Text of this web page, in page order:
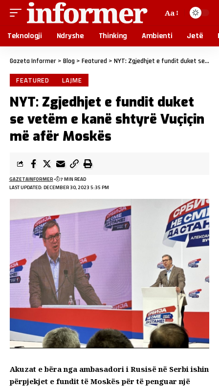
Aa
Teknologji Ndryshe Thinking Ambienti Jetë
Gazeta Informer > Blog > Featured > NYT: Zgjedhjet e fundit duket se vetëm e kanë shtyrë Vuçiçin më afër Moskës
FEATURED LAJME
NYT: Zgjedhjet e fundit duket
se vetëm e kanë shtyrë Vuçiçin
më afër Moskës
LAST UPDATED: DECEMBER 30, 2023 5:35 PM
GAZETAINFORMER 7 MIN READ
Akuzat e bëra nga ambasadori i Rusisë në Serbi ishin
përpjekjet e fundit të Moskës për të penguar një